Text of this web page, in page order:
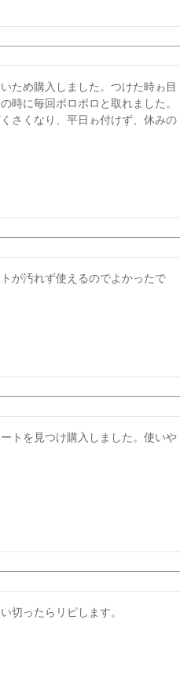
ため購入しました。つけた時ゎ目
時に毎回ポロポロと取れました。
さくなり、平日ゎ付けず、休みの
が汚れず使えるのでよかったで
トを見つけ購入しました。使いや
切ったらリピします。